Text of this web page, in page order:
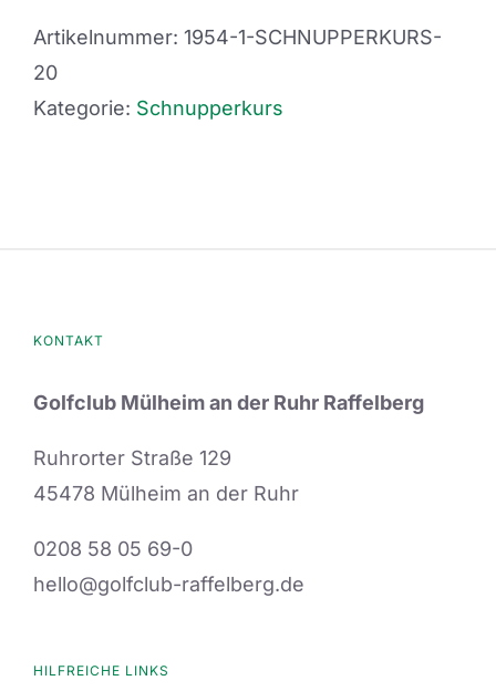
Artikelnummer: 1954-1-SCHNUPPERKURS-
20
Kategorie: Schnupperkurs
KONTAKT
Golfclub Mülheim an der Ruhr Raffelberg
Ruhrorter Straße 129
45478 Mülheim an der Ruhr
0208 58 05 69-0
hello@golfclub-raffelberg.de
HILFREICHE LINKS